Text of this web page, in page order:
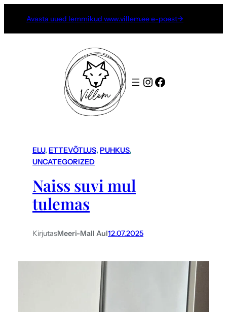
Avasta uued lemmikud www.villem.ee e-poest→
InstagramFacebook
ELU, ETTEVÕTLUS, PUHKUS
UNCATEGORIZED
Naiss suvi mul
tulemas
KirjutasMeeri-Mall Aul12.07.2025